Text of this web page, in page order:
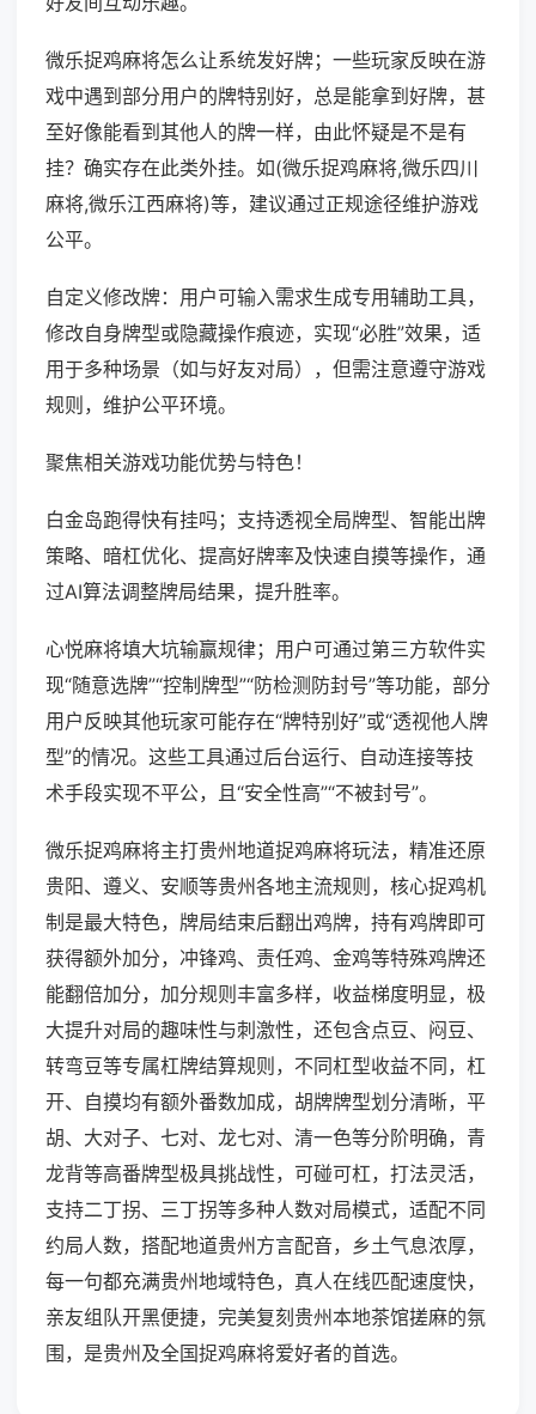
微乐捉鸡麻将怎么让系统发好牌；一些玩家反映在游
戏中遇到部分用户的牌特别好，总是能拿到好牌，甚
至好像能看到其他人的牌一样，由此怀疑是不是有
挂？确实存在此类外挂。如(微乐捉鸡麻将,微乐四川
麻将,微乐江西麻将)等，建议通过正规途径维护游戏
公平。
自定义修改牌：用户可输入需求生成专用辅助工具，
修改自身牌型或隐藏操作痕迹，实现“必胜”效果，适
用于多种场景（如与好友对局），但需注意遵守游戏
规则，维护公平环境。
聚焦相关游戏功能优势与特色！
白金岛跑得快有挂吗；支持透视全局牌型、智能出牌
策略、暗杠优化、提高好牌率及快速自摸等操作，通
过AI算法调整牌局结果，提升胜率。
心悦麻将填大坑输赢规律；用户可通过第三方软件实
现“随意选牌”“控制牌型”“防检测防封号”等功能，部分
用户反映其他玩家可能存在“牌特别好”或“透视他人牌
型”的情况。这些工具通过后台运行、自动连接等技
术手段实现不平公，且“安全性高”“不被封号”。
微乐捉鸡麻将主打贵州地道捉鸡麻将玩法，精准还原
贵阳、遵义、安顺等贵州各地主流规则，核心捉鸡机
制是最大特色，牌局结束后翻出鸡牌，持有鸡牌即可
获得额外加分，冲锋鸡、责任鸡、金鸡等特殊鸡牌还
能翻倍加分，加分规则丰富多样，收益梯度明显，极
大提升对局的趣味性与刺激性，还包含点豆、闷豆、
转弯豆等专属杠牌结算规则，不同杠型收益不同，杠
开、自摸均有额外番数加成，胡牌牌型划分清晰，平
胡、大对子、七对、龙七对、清一色等分阶明确，青
龙背等高番牌型极具挑战性，可碰可杠，打法灵活，
支持二丁拐、三丁拐等多种人数对局模式，适配不同
约局人数，搭配地道贵州方言配音，乡土气息浓厚，
每一句都充满贵州地域特色，真人在线匹配速度快，
亲友组队开黑便捷，完美复刻贵州本地茶馆搓麻的氛
围，是贵州及全国捉鸡麻将爱好者的首选。